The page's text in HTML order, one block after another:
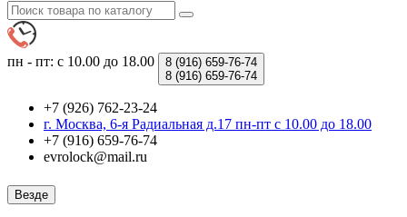
пн - пт: с 10.00 до 18.00 8 (916) 659-76-74
8 (916) 659-76-74
+7 (926) 762-23-24
г. Москва, 6-я Радиальная д.17 пн-пт с 10.00 до 18.00
+7 (916) 659-76-74
evrolock@mail.ru
Везде